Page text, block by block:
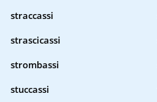
straccassi
strascicassi
strombassi
stuccassi